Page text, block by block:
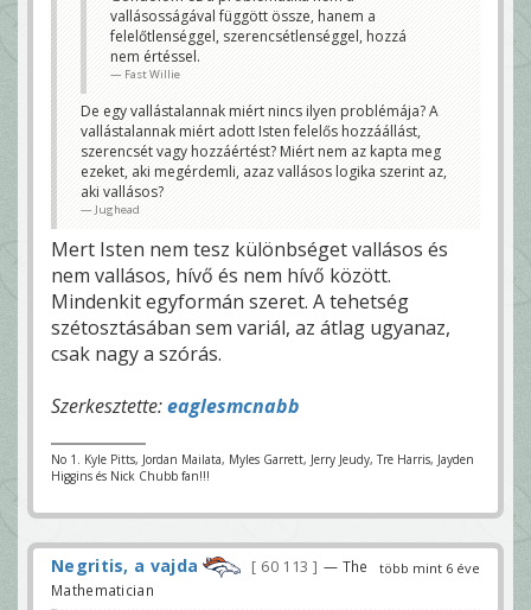
A keresztény élet egyáltalán nem csak
móka és kacagás.
Sok minden megpróbálja az ember hitét...
Na de az miért van, hogy Te, aki vallásos életet élsz
többször is nehéz helyzetbe kerültél és volt, hogy
500k visszafizetése is megterhelt, míg sokan mások
teljesen vallás nélküli életet élve sem kerültek sose
ilyen rossz helyzetbe? Ez nem nagyon igazságtalan
veletek vallásosokkal szemben? Miért nem Titeket
segít a felső hatalom?
mindent megteszek, míg más alkalmazottak alig
járnak be, nem is dolgoznak szinte semmit, mégis
övék a nagyobb bónusz/fizetés/megbecsülés, akkor
tuti ott hagynám a céget...
Jughead
vallásosságával függött össze, hanem a
felelőtlenséggel, szerencsétlenséggel, hozzá
nem értéssel.
Fast Willie
De egy vallástalannak miért nincs ilyen problémája? A
vallástalannak miért adott Isten felelős hozzáállást,
szerencsét vagy hozzáértést? Miért nem az kapta meg
ezeket, aki megérdemli, azaz vallásos logika szerint az,
aki vallásos?
Jughead
Mert Isten nem tesz különbséget vallásos és
nem vallásos, hívő és nem hívő között.
Mindenkit egyformán szeret. A tehetség
szétosztásában sem variál, az átlag ugyanaz,
csak nagy a szórás.
Szerkesztette:eaglesmcnabb
No 1. Kyle Pitts, Jordan Mailata, Myles Garrett, Jerry Jeudy, Tre Harris, Jayden
Higgins és Nick Chubb fan!!!
több mint 6 éve
Negritis, a vajda 60 113
— The
Mathematician